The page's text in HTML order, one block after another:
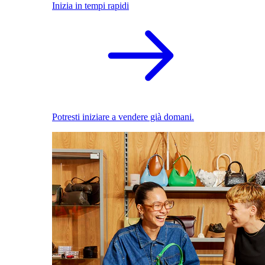
Inizia in tempi rapidi
Potresti iniziare a vendere già domani.